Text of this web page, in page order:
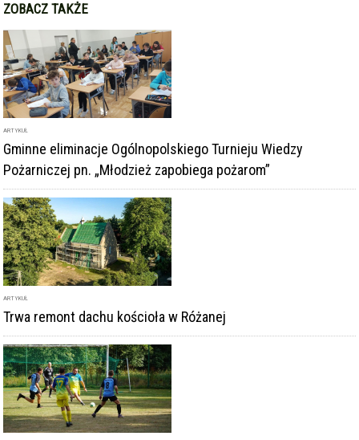
ZOBACZ TAKŻE
ARTYKUŁ
Gminne eliminacje Ogólnopolskiego Turnieju Wiedzy
Pożarniczej pn. „Młodzież zapobiega pożarom”
ARTYKUŁ
Trwa remont dachu kościoła w Różanej